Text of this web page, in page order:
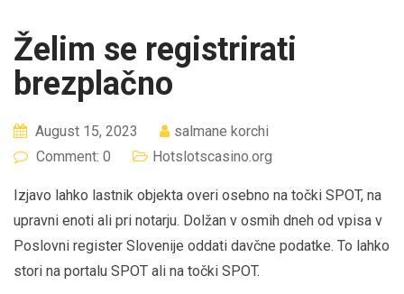
Želim se registrirati
brezplačno
August 15, 2023
salmane korchi
Comment: 0
Hotslotscasino.org
Izjavo lahko lastnik objekta overi osebno na točki SPOT, na
upravni enoti ali pri notarju. Dolžan v osmih dneh od vpisa v
Poslovni register Slovenije oddati davčne podatke. To lahko
stori na portalu SPOT ali na točki SPOT.